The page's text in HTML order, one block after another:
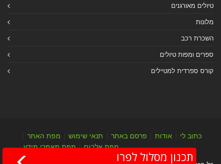
טיולים מאורגנים
מלונות
השכרת רכב
ספרים ומפות טיולים
קורס ספרדית למטיילים
כתוב לי אודות פרסם באתר תנאי שימוש מפת האתר
מפת אלבום|מפת מאמרי מידע
תכנון מסלול לפרו